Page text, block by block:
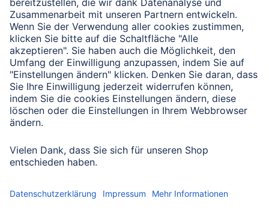
Verbleibende Zeichen: 1000/ 1000
Senden
Mit Absenden des Formulars bestätigen Sie, dass Sie unsere
Datenschutzbestimmungen zur Formulardatenverarbeitung zur
Datenschutz